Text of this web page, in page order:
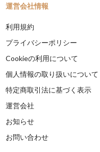
運営会社情報
利用規約
プライバシーポリシー
Cookieの利用について
個人情報の取り扱いについて
特定商取引法に基づく表示
運営会社
お知らせ
お問い合わせ